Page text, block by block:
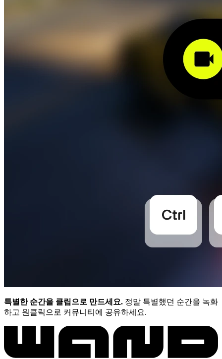
특별한 순간을 클립으로 만드세요. 정말 특별했던 순간을 녹화
하고 원클릭으로 커뮤니티에 공유하세요.